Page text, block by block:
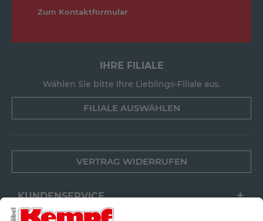
Zum Kontaktformular
IHRE FILIALE
Wählen Sie bitte Ihre Lieblings-Filiale aus.
FILIALE AUSWÄHLEN
VERTRAG WIDERRUFEN
KUNDENSERVICE